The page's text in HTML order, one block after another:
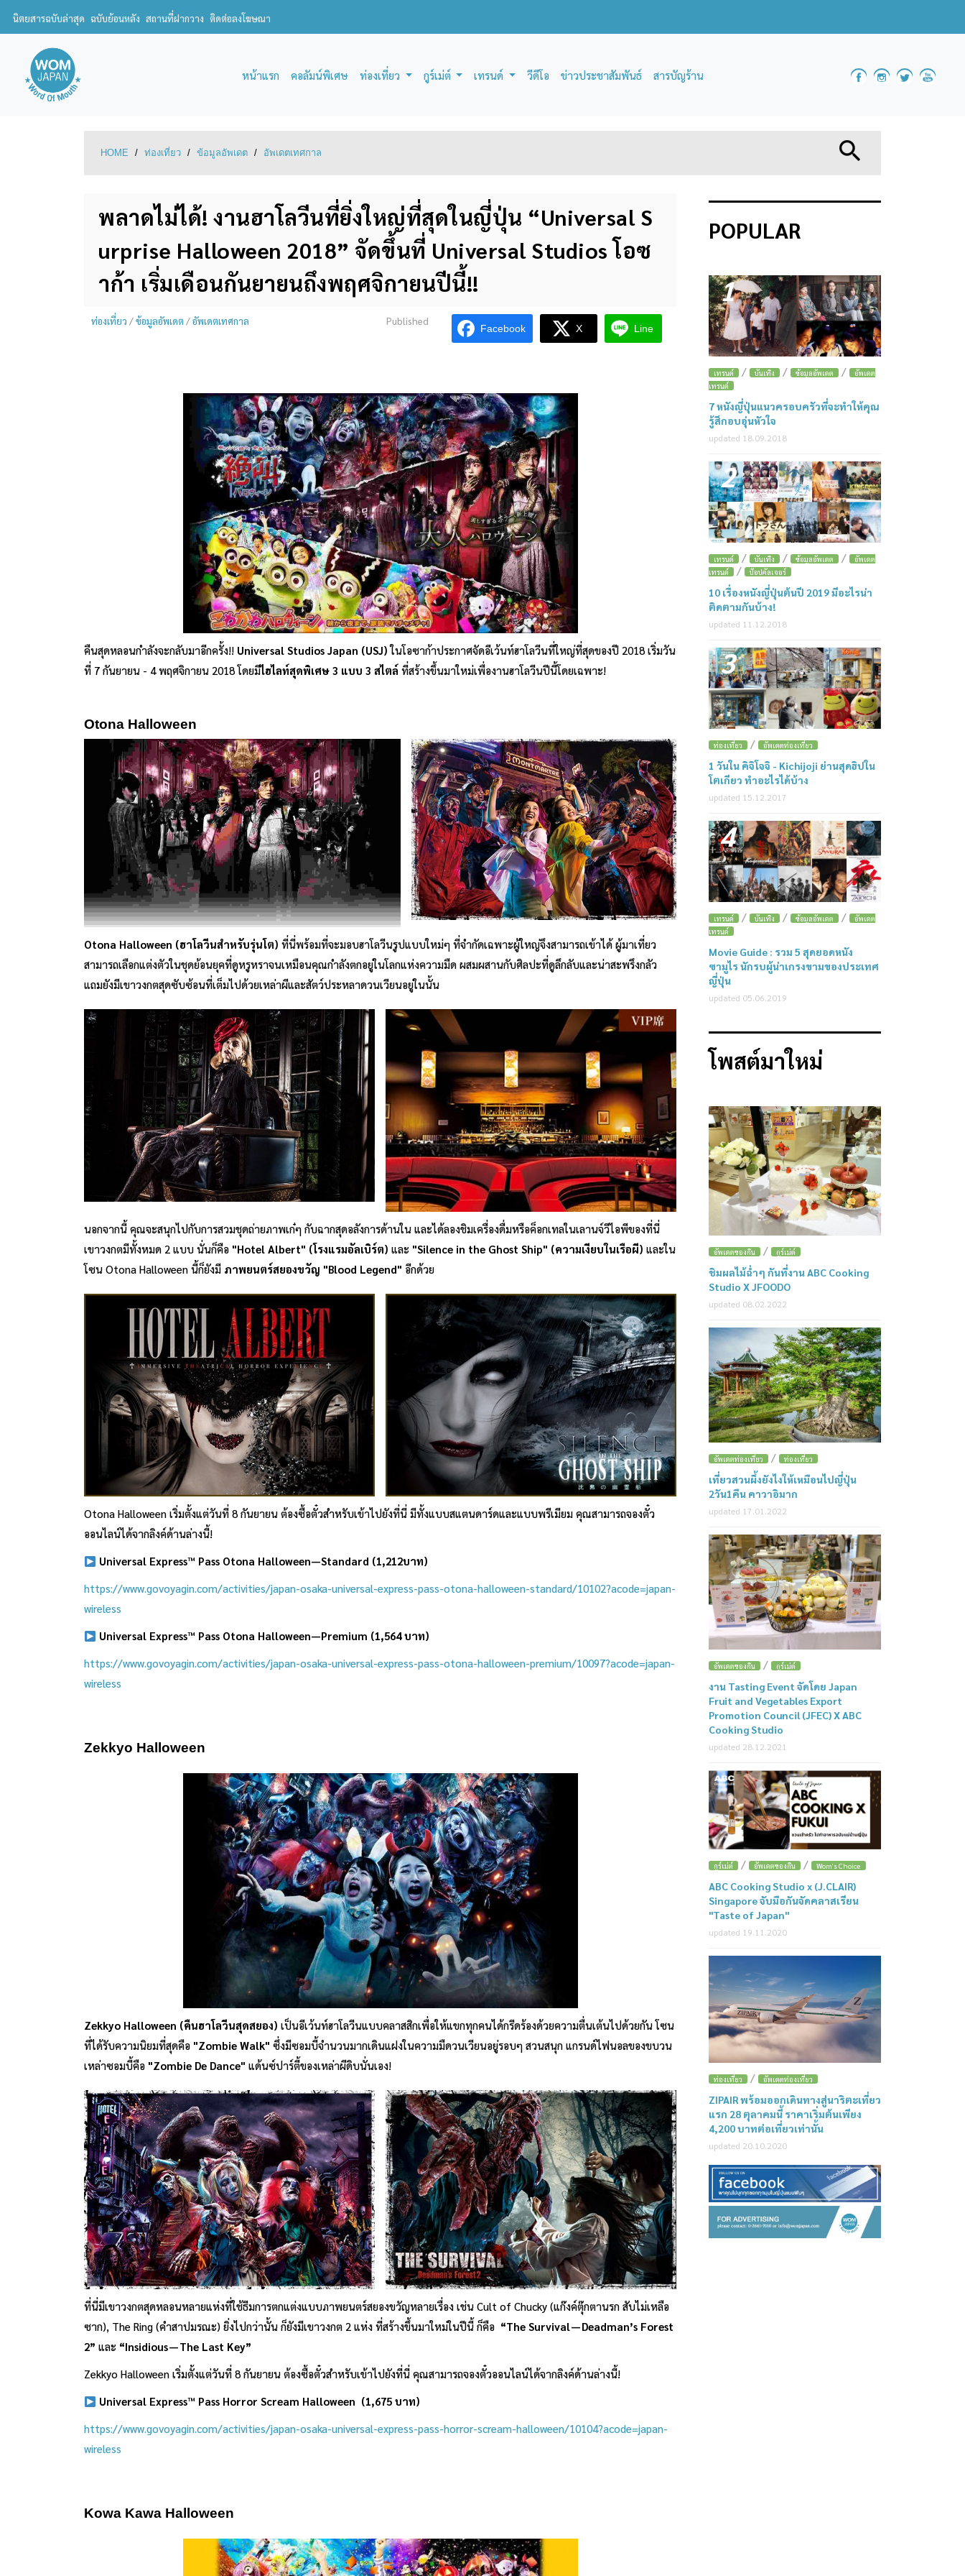
นิตยสารฉบับล่าสุด ฉบับย้อนหลัง สถานที่ฝากวาง ติดต่อลงโฆษณา
หน้าแรก คอลัมน์พิเศษ ท่องเที่ยว กูร์เม่ต์ เทรนด์ วีดีโอ ข่าวประชาสัมพันธ์ สารบัญร้าน
HOME / ท่องเที่ยว / ข้อมูลอัพเดต / อัพเดตเทศกาล
พลาดไม่ได้! งานฮาโลวีนที่ยิ่งใหญ่ที่สุดในญี่ปุ่น “Universal S
urprise Halloween 2018” จัดขึ้นที่ Universal Studios โอซ
าก้า เริ่มเดือนกันยายนถึงพฤศจิกายนปีนี้!!
ท่องเที่ยว /ข้อมูลอัพเดต /อัพเดตเทศกาล Published
Facebook X Line
คืนสุดหลอนกำลังจะกลับมาอีกครั้ง!! Universal Studios Japan (USJ)ในโอซาก้าประกาศจัดอีเว้นท์ฮาโลวีนที่ใหญ่ที่สุดของปี 2018 เริ่มวัน
ที่ 7 กันยายน - 4 พฤศจิกายน 2018 โดยมีไฮไลท์สุดพิเศษ 3 แบบ 3 สไตล์ ที่สร้างขึ้นมาใหม่เพื่องานฮาโลวีนปีนี้โดยเฉพาะ!
Otona Halloween
Otona Halloween (ฮาโลวีนสำหรับรุ่นโต) ที่นี่พร้อมที่จะมอบฮาโลวีนรูปแบบใหม่ๆ ที่จำกัดเฉพาะผู้ใหญ่จึงสามารถเข้าได้ ผู้มาเที่ยว
สามารถเลือกแต่งตัวในชุดย้อนยุคที่ดูหรูหราจนเหมือนคุณกำลังตกอยู่ในโลกแห่งความมืด ผสมผสานกับศิลปะที่ดูลึกลับและน่าสะพรึงกลัว
แถมยังมีเขาวงกตสุดซับซ้อนที่เต็มไปด้วยเหล่าผีและสัตว์ประหลาดวนเวียนอยู่ในนั้น
นอกจากนี้ คุณจะสนุกไปกับการสวมชุดถ่ายภาพเก๋ๆ กับฉากสุดอลังการด้านใน และได้ลองชิมเครื่องดื่มหรือค็อกเทลในเลานจ์วีไอพีของที่นี่
เขาวงกตมีทั้งหมด 2 แบบ นั่นก็คือ "Hotel Albert" (โรงแรมอัลเบิร์ต) และ "Silence in the Ghost Ship" (ความเงียบในเรือผี) และใน
โซน Otona Halloween นี้ก็ยังมี ภาพยนตร์สยองขวัญ "Blood Legend" อีกด้วย
Otona Halloween เริ่มตั้งแต่วันที่ 8 กันยายน ต้องซื้อตั๋วสำหรับเข้าไปยังที่นี่ มีทั้งแบบสแตนดาร์ดและแบบพรีเมียม คุณสามารถจองตั๋ว
ออนไลน์ได้จากลิงค์ด้านล่างนี้!
Universal Express™ Pass Otona Halloween—Standard (1,212บาท)
https://www.govoyagin.com/activities/japan-osaka-universal-express-pass-otona-halloween-standard/10102?acode=japan-
wireless
Universal Express™ Pass Otona Halloween—Premium (1,564 บาท)
https://www.govoyagin.com/activities/japan-osaka-universal-express-pass-otona-halloween-premium/10097?acode=japan-
wireless
Zekkyo Halloween
Zekkyo Halloween (คืนฮาโลวีนสุดสยอง) เป็นอีเว้นท์ฮาโลวีนแบบคลาสสิกเพื่อให้แขกทุกคนได้กรีดร้องด้วยความตื่นเต้นไปด้วยกัน โซน
ที่ได้รับความนิยมที่สุดคือ "Zombie Walk" ซึ่งมีซอมบี้จำนวนมากเดินแฝงในความมืดวนเวียนอยู่รอบๆ สวนสนุก แกรนด์ไฟนอลของขบวน
เหล่าซอมบี้คือ "Zombie De Dance" แด้นซ์ปาร์ตี้ของเหล่าผีดิบนั่นเอง!
ที่นี่มีเขาวงกตสุดหลอนหลายแห่งที่ใช้ธีมการตกแต่งแบบภาพยนตร์สยองขวัญหลายเรื่อง เช่น Cult of Chucky (แก๊งค์ตุ๊กตานรก สับไม่เหลือ
ซาก), The Ring (คำสาปมรณะ) ยิ่งไปกว่านั้น ก็ยังมีเขาวงกต 2 แห่ง ที่สร้างขึ้นมาใหม่ในปีนี้ ก็คือ “The Survival — Deadman’s Forest
2” และ “Insidious — The Last Key”
Zekkyo Halloween เริ่มตั้งแต่วันที่ 8 กันยายน ต้องซื้อตั๋วสำหรับเข้าไปยังที่นี่ คุณสามารถจองตั๋วออนไลน์ได้จากลิงค์ด้านล่างนี้!
Universal Express™ Pass Horror Scream Halloween (1,675 บาท)
https://www.govoyagin.com/activities/japan-osaka-universal-express-pass-horror-scream-halloween/10104?acode=japan-
wireless
Kowa Kawa Halloween
POPULAR
1
เทรนด์ / บันเทิง / ข้อมูลอัพเดต /
อัพเดต
เทรนด์
7 หนังญี่ปุ่นแนวครอบครัวที่จะทำให้คุณ
รู้สึกอบอุ่นหัวใจ
updated 18.09.2018
2
เทรนด์ / บันเทิง / ข้อมูลอัพเดต /
อัพเดต
เทรนด์
/ ป๊อปคัลเจอร์
10 เรื่องหนังญี่ปุ่นต้นปี 2019 มีอะไรน่า
ติดตามกันบ้าง!
updated 11.12.2018
3
ท่องเที่ยว / อัพเดตท่องเที่ยว
1 วันใน คิจิโจจิ - Kichijoji ย่านสุดฮิปใน
โตเกียว ทำอะไรได้บ้าง
updated 15.12.2017
4
เทรนด์ / บันเทิง / ข้อมูลอัพเดต /
อัพเดต
เทรนด์
Movie Guide : รวม 5 สุดยอดหนัง
ซามูไร นักรบผู้น่าเกรงขามของประเทศ
ญี่ปุ่น
updated 05.06.2019
โพสต์มาใหม่
อัพเดตของกิน / กูร์เม่ต์
ชิมผลไม้ฉ่ำๆ กันที่งาน ABC Cooking
Studio X JFOODO
updated 08.02.2022
อัพเดตท่องเที่ยว / ท่องเที่ยว
เที่ยวสวนผึ้งยังไงให้เหมือนไปญี่ปุ่น
2วัน1คืน คาวาอิมาก
updated 17.01.2022
อัพเดตของกิน / กูร์เม่ต์
งาน Tasting Event จัดโดย Japan
Fruit and Vegetables Export
Promotion Council (JFEC) X ABC
Cooking Studio
updated 28.12.2021
กูร์เม่ต์ / อัพเดตของกิน / Wom's Choice
ABC Cooking Studio x (J.CLAIR)
Singapore จับมือกันจัดคลาสเรียน
"Taste of Japan"
updated 19.11.2020
ท่องเที่ยว / อัพเดตท่องเที่ยว
ZIPAIR พร้อมออกเดินทางสู่นาริตะเที่ยว
แรก 28 ตุลาคมนี้ ราคาเริ่มต้นเพียง
4,200 บาทต่อเที่ยวเท่านั้น
updated 20.10.2020